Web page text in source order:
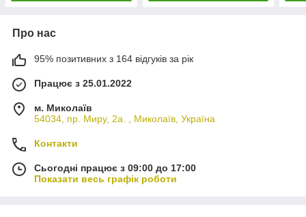
Про нас
95% позитивних з 164 відгуків за рік
Працює з 25.01.2022
м. Миколаїв
54034, пр. Миру, 2а. , Миколаїв, Україна
Контакти
Сьогодні працює з 09:00 до 17:00
Показати весь графік роботи